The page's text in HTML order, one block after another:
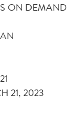
ON DEMAND
21, 2023